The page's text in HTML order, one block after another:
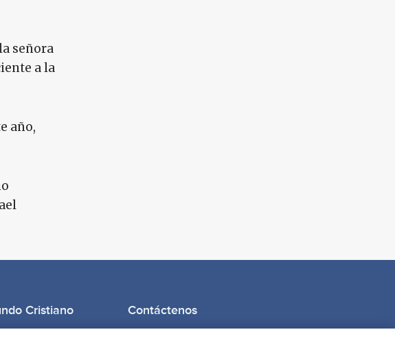
señora
a la
año,
Cristiano Contáctenos